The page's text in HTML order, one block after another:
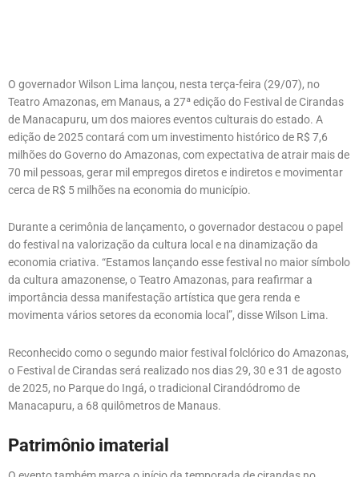
O governador Wilson Lima lançou, nesta terça-feira (29/07), no
Teatro Amazonas, em Manaus, a 27ª edição do Festival de Cirandas
de Manacapuru, um dos maiores eventos culturais do estado. A
edição de 2025 contará com um investimento histórico de R$ 7,6
milhões do Governo do Amazonas, com expectativa de atrair mais de
70 mil pessoas, gerar mil empregos diretos e indiretos e movimentar
cerca de R$ 5 milhões na economia do município.
Durante a cerimônia de lançamento, o governador destacou o papel
do festival na valorização da cultura local e na dinamização da
economia criativa. “Estamos lançando esse festival no maior símbolo
da cultura amazonense, o Teatro Amazonas, para reafirmar a
importância dessa manifestação artística que gera renda e
movimenta vários setores da economia local”, disse Wilson Lima.
Reconhecido como o segundo maior festival folclórico do Amazonas,
o Festival de Cirandas será realizado nos dias 29, 30 e 31 de agosto
de 2025, no Parque do Ingá, o tradicional Cirandódromo de
Manacapuru, a 68 quilômetros de Manaus.
Patrimônio imaterial